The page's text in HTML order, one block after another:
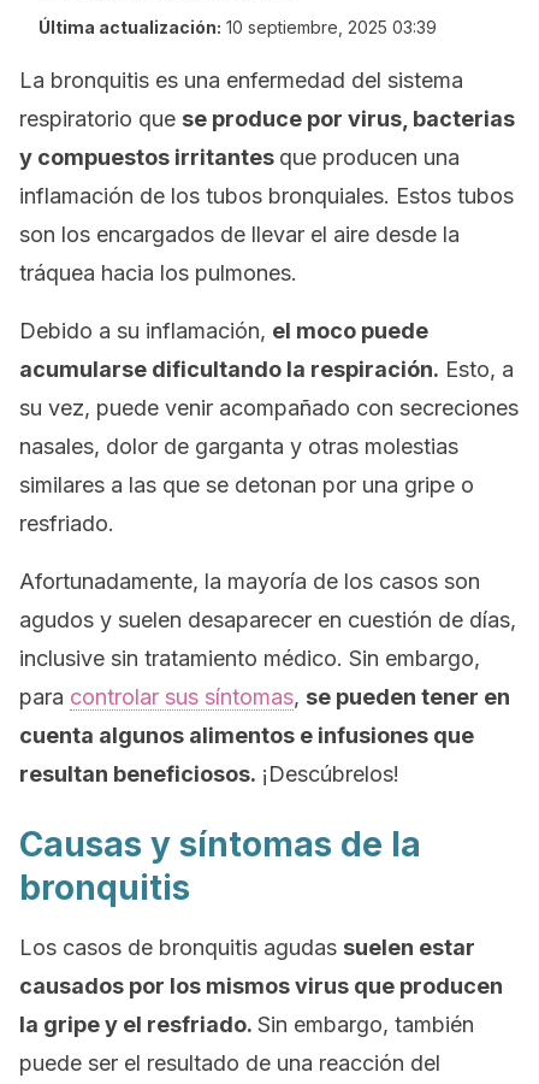
Última actualización: 10 septiembre, 2025 03:39
La bronquitis es una enfermedad del sistema
respiratorio que se produce por virus, bacterias
y compuestos irritantes que producen una
inflamación de los tubos bronquiales. Estos tubos
son los encargados de llevar el aire desde la
tráquea hacia los pulmones.
Debido a su inflamación, el moco puede
acumularse dificultando la respiración. Esto, a
su vez, puede venir acompañado con secreciones
nasales, dolor de garganta y otras molestias
similares a las que se detonan por una gripe o
resfriado.
Afortunadamente, la mayoría de los casos son
agudos y suelen desaparecer en cuestión de días,
inclusive sin tratamiento médico. Sin embargo,
para controlar sus síntomas, se pueden tener en
cuenta algunos alimentos e infusiones que
resultan beneficiosos. ¡Descúbrelos!
Causas y síntomas de la
bronquitis
Los casos de bronquitis agudas suelen estar
causados por los mismos virus que producen
la gripe y el resfriado. Sin embargo, también
puede ser el resultado de una reacción del